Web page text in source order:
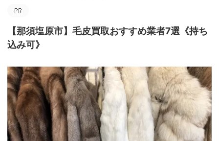
【那須塩原市】毛皮買取おすすめ業者7選《持ち
込み可》